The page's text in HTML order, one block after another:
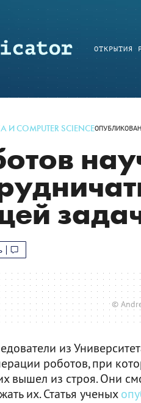
ОТКРЫТИЯ
COMPUTER SCIENCE
©
из
роботов, при
вышел из строя. Они
их. Статья ученых